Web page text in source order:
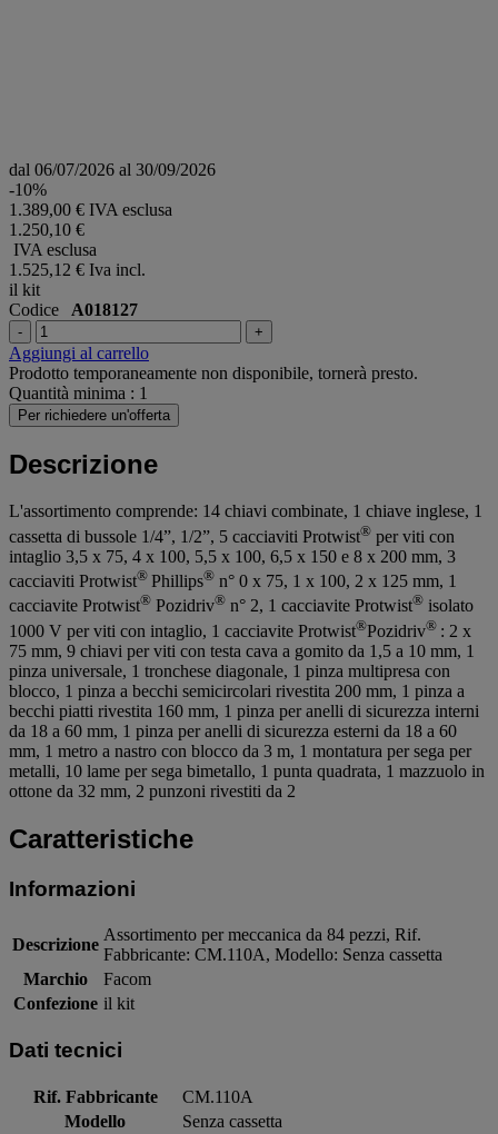
dal 06/07/2026 al 30/09/2026
-10%
1.389,00 € IVA esclusa
1.250,10 €
IVA esclusa
1.525,12 € Iva incl.
il kit
Codice A018127
- +
Aggiungi al carrello
Prodotto temporaneamente non disponibile, tornerà presto.
Quantità minima : 1
Per richiedere un'offerta
Descrizione
L'assortimento comprende: 14 chiavi combinate, 1 chiave inglese, 1
cassetta di bussole 1/4”, 1/2”, 5 cacciaviti Protwist® per viti con
intaglio 3,5 x 75, 4 x 100, 5,5 x 100, 6,5 x 150 e 8 x 200 mm, 3
cacciaviti Protwist® Phillips® n° 0 x 75, 1 x 100, 2 x 125 mm, 1
cacciavite Protwist® Pozidriv® n° 2, 1 cacciavite Protwist® isolato
1000 V per viti con intaglio, 1 cacciavite Protwist®Pozidriv® : 2 x
75 mm, 9 chiavi per viti con testa cava a gomito da 1,5 a 10 mm, 1
pinza universale, 1 tronchese diagonale, 1 pinza multipresa con
blocco, 1 pinza a becchi semicircolari rivestita 200 mm, 1 pinza a
becchi piatti rivestita 160 mm, 1 pinza per anelli di sicurezza interni
da 18 a 60 mm, 1 pinza per anelli di sicurezza esterni da 18 a 60
mm, 1 metro a nastro con blocco da 3 m, 1 montatura per sega per
metalli, 10 lame per sega bimetallo, 1 punta quadrata, 1 mazzuolo in
ottone da 32 mm, 2 punzoni rivestiti da 2
Caratteristiche
Informazioni
Descrizione
Assortimento per meccanica da 84 pezzi, Rif.
Fabbricante: CM.110A, Modello: Senza cassetta
Marchio
Facom
Confezione il kit
Dati tecnici
Rif. Fabbricante
CM.110A
Modello
Senza cassetta